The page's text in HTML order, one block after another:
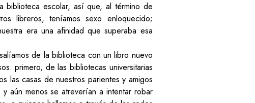
biblioteca escolar, así que, al término de
libreros, teníamos sexo enloquecido;
era una afinidad que superaba esa
de la biblioteca con un libro nuevo
primero, de las bibliotecas universitarias
las casas de nuestros parientes y amigos
aún menos se atreverían a intentar robar